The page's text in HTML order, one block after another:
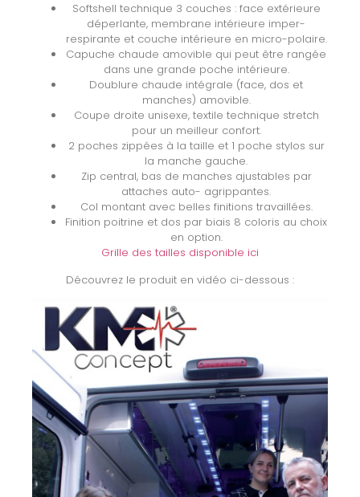
Softshell technique 3 couches : face extérieure
déperlante, membrane intérieure imper-
respirante et couche intérieure en micro-polaire.
Capuche chaude amovible qui peut être rangée
dans une grande poche intérieure.
Doublure chaude intégrale (face, dos et
manches) amovible.
Coupe droite unisexe, textile technique stretch
pour un meilleur confort.
2 poches zippées à la taille et 1 poche stylos sur
la manche gauche.
Zip central, bas de manches ajustables par
attaches auto- agrippantes.
Col montant avec belles finitions travaillées.
Finition poitrine et dos par biais 8 coloris au choix
en option.
Grille des tailles disponible ici
Découvrez le produit en vidéo ci-dessous :
vidéo